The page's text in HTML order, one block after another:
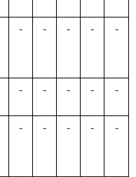
- - - - -
- - - - -
- - - - -